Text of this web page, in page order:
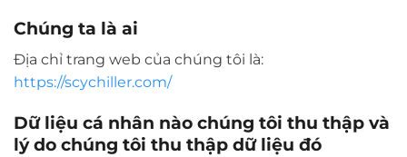
Chúng ta là ai
Địa chỉ trang web của chúng tôi là:
https://scychiller.com/
Dữ liệu cá nhân nào chúng tôi thu thập và
lý do chúng tôi thu thập dữ liệu đó